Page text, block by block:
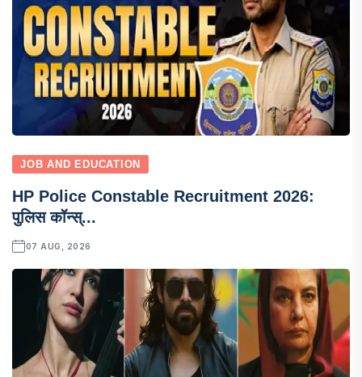
JOB AND EDUCATION
HP Police Constable Recruitment 2026:
पुलिस कॉन्स्...
07 AUG, 2026